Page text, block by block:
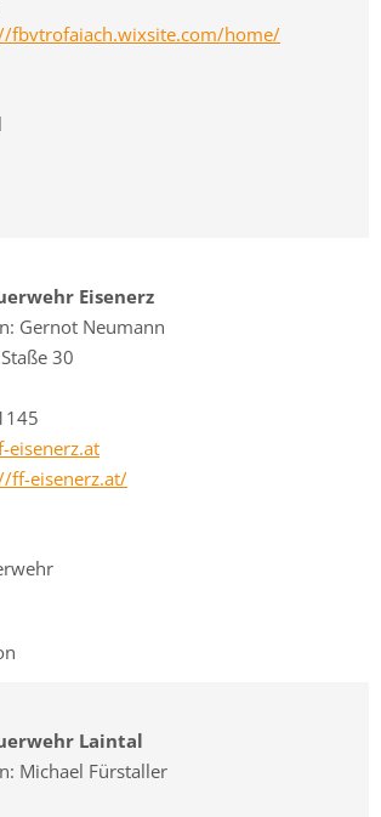
fbvtrofaiach.wixsite.com/home/
Eisenerz
Gernot Neumann
30
eisenerz.at
ff-eisenerz.at/
Laintal
Michael Fürstaller